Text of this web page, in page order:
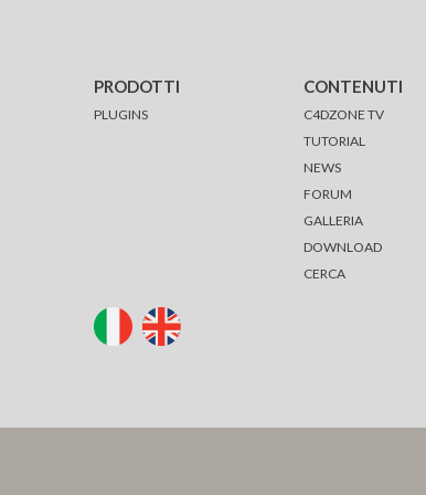
PRODOTTI
PLUGINS
CONTENUTI
C4DZONE TV
TUTORIAL
NEWS
FORUM
GALLERIA
DOWNLOAD
CERCA